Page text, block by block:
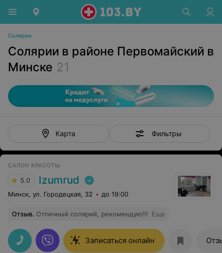
Солярии
Солярии в районе Первомайский в
Минске 21
Карта Фильтры
САЛОН КРАСОТЫ
5.0 Izumrud
Минск, ул. Городецкая, 32 до 19:00
Отзыв. Отличный солярий, рекомендую!!! Еще
Записаться онлайн